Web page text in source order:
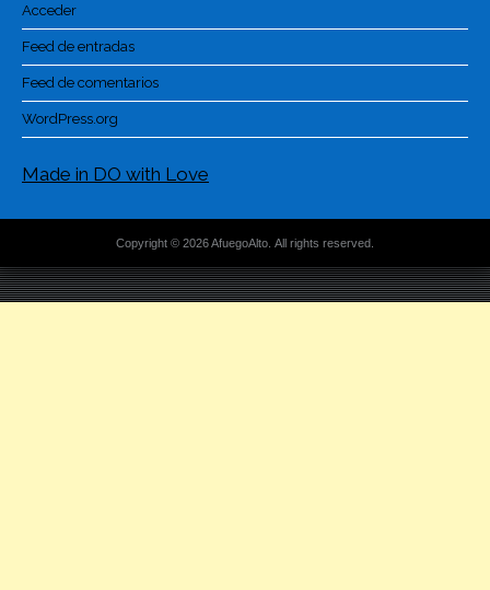
Acceder
Feed de entradas
Feed de comentarios
WordPress.org
Made in DO with Love
Copyright © 2026 AfuegoAlto. All rights reserved.